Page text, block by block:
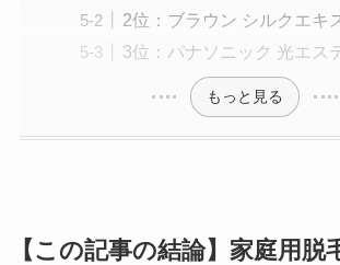
2位：ブラウン シルクエキ
3位：パナソニック 光エス
もっと見る
【この記事の結論】家庭用脱